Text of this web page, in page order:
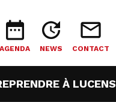
date_range
AGENDA
update
NEWS
mail_outline
CONTACT
À LUCENS